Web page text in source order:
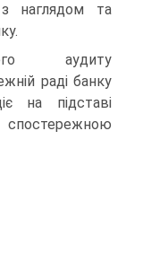
з наглядом та
аудиту
раді банку
на підставі
спостережною